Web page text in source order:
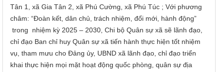
Tân 1, xã Gia Tân 2, xã Phú Cường, xã Phú Túc ; Với phương
châm: “Đoàn kết, dân chủ, trách nhiệm, đổi mới, hành động”
trong nhiệm kỳ 2025 – 2030, Chi bộ Quân sự xã sẽ lãnh đạo,
chỉ đạo Ban chỉ huy Quân sự xã tiến hành thực hiện tốt nhiệm
vụ, tham mưu cho Đảng ủy, UBND xã lãnh đạo, chỉ đạo triển
khai thực hiện mọi mặt hoạt động quốc phòng, quân sự địa